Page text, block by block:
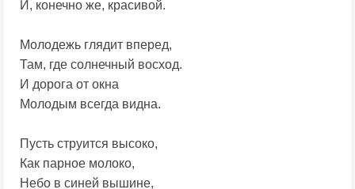
И, конечно же, красивой.
Молодежь глядит вперед,
Там, где солнечный восход.
И дорога от окна
Молодым всегда видна.
Пусть струится высоко,
Как парное молоко,
Небо в синей вышине,